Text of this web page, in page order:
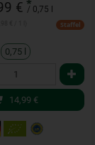
€ *
/ 0,75 l
Staffel
0,75 l
14,99 €